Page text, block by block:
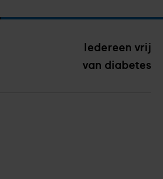
Iedereen vrij
van diabetes